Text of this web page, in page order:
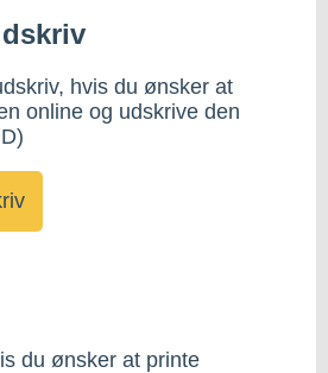
hvis du ønsker at
online og udskrive den
du ønsker at printe